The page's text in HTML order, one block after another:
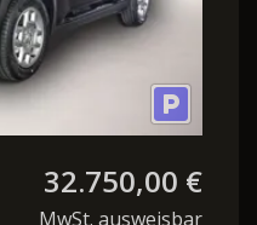
32.750,00 €
MwSt. ausweisbar